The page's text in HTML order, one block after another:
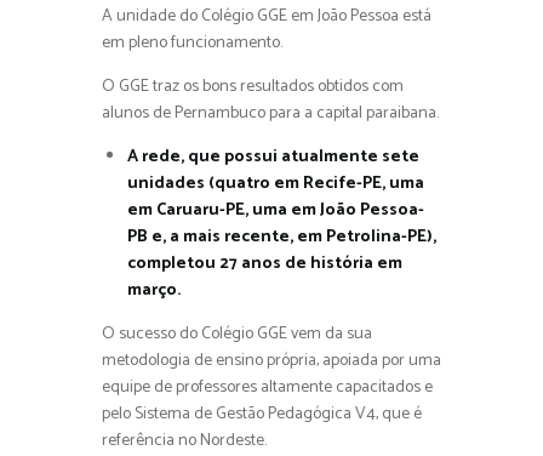
A unidade do Colégio GGE em João Pessoa está
em pleno funcionamento.
O GGE traz os bons resultados obtidos com
alunos de Pernambuco para a capital paraibana.
A rede, que possui atualmente sete
unidades (quatro em Recife-PE, uma
em Caruaru-PE, uma em João Pessoa-
PB e, a mais recente, em Petrolina-PE),
completou 27 anos de história em
março.
O sucesso do Colégio GGE vem da sua
metodologia de ensino própria, apoiada por uma
equipe de professores altamente capacitados e
pelo Sistema de Gestão Pedagógica V4, que é
referência no Nordeste.